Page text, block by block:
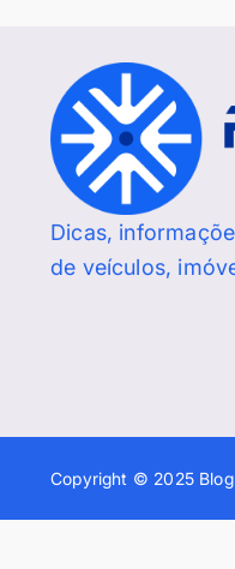
Dicas,
de veículos,
Copyright © 2025